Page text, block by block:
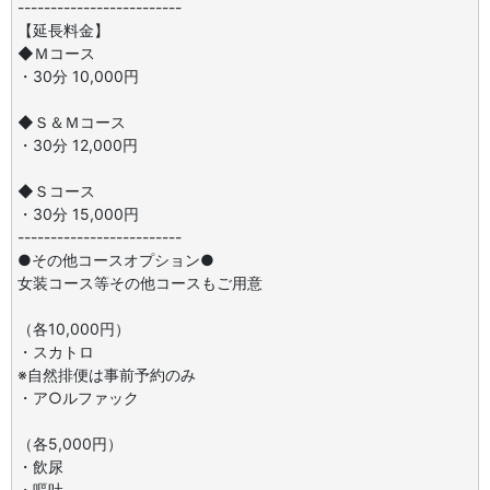
-------------------------
【延長料金】
◆Ｍコース
・30分 10,000円
◆Ｓ＆Ｍコース
・30分 12,000円
◆Ｓコース
・30分 15,000円
-------------------------
●その他コースオプション●
女装コース等その他コースもご用意
（各10,000円）
・スカトロ
※自然排便は事前予約のみ
・ア○ルファック
（各5,000円）
・飲尿